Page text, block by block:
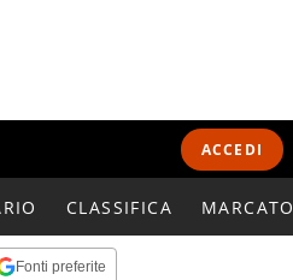
ACCEDI
CLASSIFICA
Fonti preferite